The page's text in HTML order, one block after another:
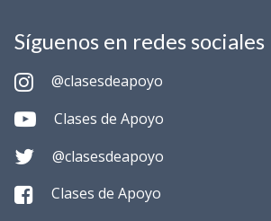
Síguenos en redes sociales
@clasesdeapoyo
Clases de Apoyo
@clasesdeapoyo
Clases de Apoyo